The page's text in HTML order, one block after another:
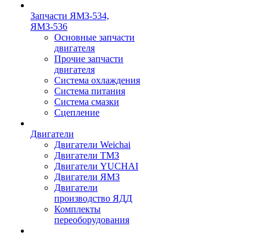
Запчасти ЯМЗ-534,
ЯМЗ-536
Основные запчасти
двигателя
Прочие запчасти
двигателя
Система охлаждения
Система питания
Система смазки
Сцепление
Двигатели
Двигатели Weichai
Двигатели ТМЗ
Двигатели YUCHAI
Двигатели ЯМЗ
Двигатели
производство ЯДД
Комплекты
переоборудования